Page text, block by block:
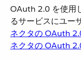
OAuth 2.0 を使用
るサービスにユー
ネクタの OAuth
ネクタの OAuth